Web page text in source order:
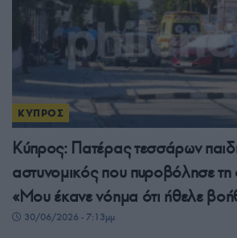
ΚΥΠΡΟΣ
Κύπρος: Πατέρας τεσσάρων
αστυνομικός που πυροβόλησε
«Μου έκανε νόημα ότι ήθελε
30/06/2026 - 7:13μμ